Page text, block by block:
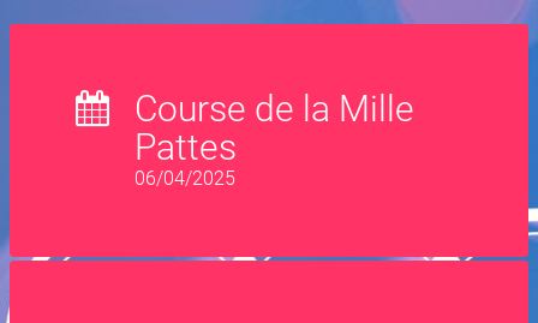
Course de la Mille
Pattes
06/04/2025